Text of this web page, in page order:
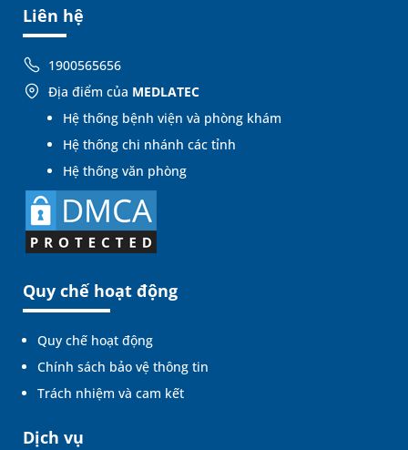
Liên hệ
1900565656
Địa điểm của MEDLATEC
Hệ thống bệnh viện và phòng khám
Hệ thống chi nhánh các tỉnh
Hệ thống văn phòng
Quy chế hoạt động
Quy chế hoạt động
Chính sách bảo vệ thông tin
Trách nhiệm và cam kết
Dịch vụ